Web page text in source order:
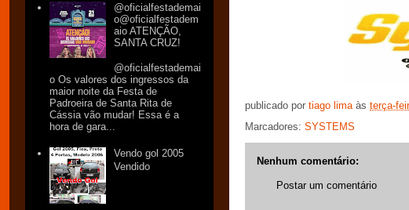
publicado por tiago lima às terça-
Marcadores: SYSTEMS
Nenhum comentário:
Postar um comentário
@oficialfestademai
o@oficialfestadem
aio ATENÇÃO,
SANTA CRUZ!
@oficialfestademai
o Os valores dos ingressos da
maior noite da Festa de
Padroeira de Santa Rita de
Cássia vão mudar! Essa é a
hora de gara...
Vendo gol 2005
Vendido